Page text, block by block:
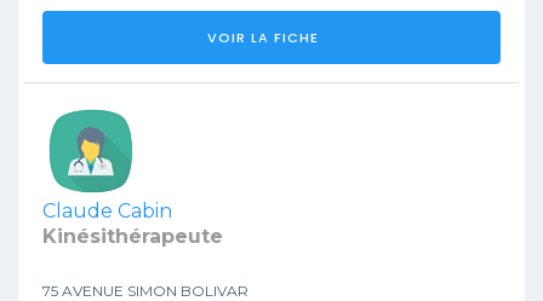
VOIR LA FICHE
Claude Cabin
Kinésithérapeute
75 AVENUE SIMON BOLIVAR